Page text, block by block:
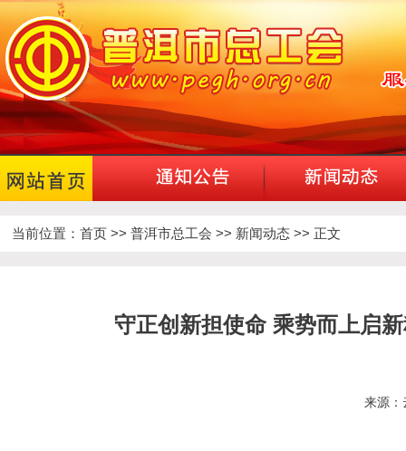
当前位置： 首页 >> 普洱市总工会 >> 新闻动态 >> 正文
守正创新担使命 乘势而上启
来源